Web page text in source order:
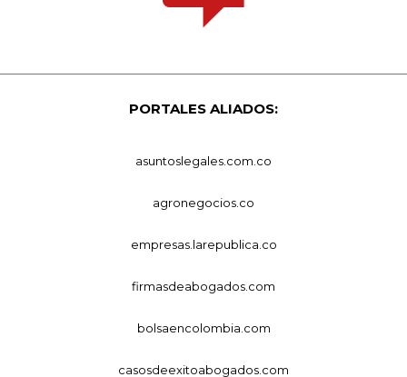
PORTALES ALIADOS:
asuntoslegales.com.co
agronegocios.co
empresas.larepublica.co
firmasdeabogados.com
bolsaencolombia.com
casosdeexitoabogados.com